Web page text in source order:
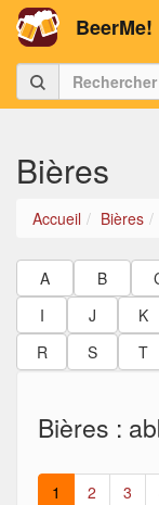
BeerMe!
Bières
Accueil Bières
A B
I
J K
R
S T
Bières :
1 2 3